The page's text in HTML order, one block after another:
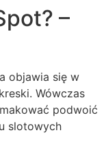
–
objawia się w
Wówczas
podwoić
slotowych